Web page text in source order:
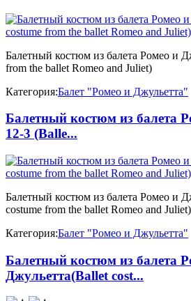
Балетный костюм из балета Ромео и
from the ballet Romeo and Juliet)
Категория:Балет "Ромео и Джульетта"
Балетный костюм из балета
12-3 (Balle...
Балетный костюм из балета Ромео и
costume from the ballet Romeo and Juliet)
Категория:Балет "Ромео и Джульетта"
Балетный костюм из балета
Джульетта(Ballet cost...